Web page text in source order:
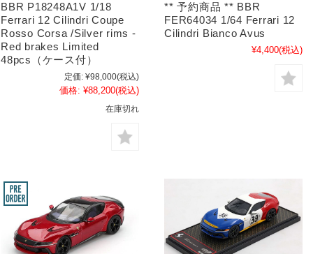
BBR P18248A1V 1/18
Ferrari 12 Cilindri Coupe
Rosso Corsa /Silver rims -
Red brakes Limited
48pcs（ケース付）
定価: ¥98,000(税込)
価格: ¥88,200(税込)
在庫切れ
** 予約商品 ** BBR
FER64034 1/64 Ferrari 12
Cilindri Bianco Avus
¥4,400(税込)